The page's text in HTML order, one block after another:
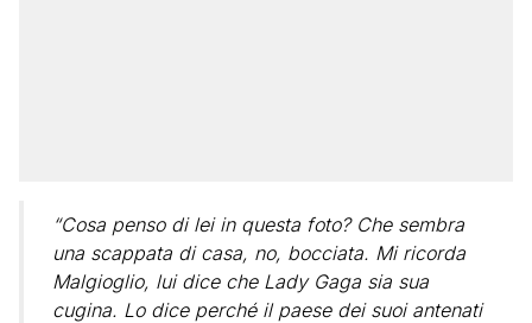
“Cosa penso di lei in questa foto? Che sembra
una scappata di casa, no, bocciata. Mi ricorda
Malgioglio, lui dice che Lady Gaga sia sua
cugina. Lo dice perché il paese dei suoi antenati